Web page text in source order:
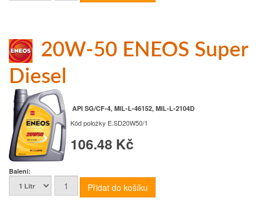
20W-50 ENEOS Super
Diesel
API SG/CF-4, MIL-L-46152, MIL-L-2104D
Kód položky E.SD20W50/1
106.48 Kč
Balení: